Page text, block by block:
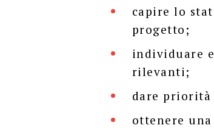
capire lo
progetto;
individuare
rilevanti;
dare
ottenere